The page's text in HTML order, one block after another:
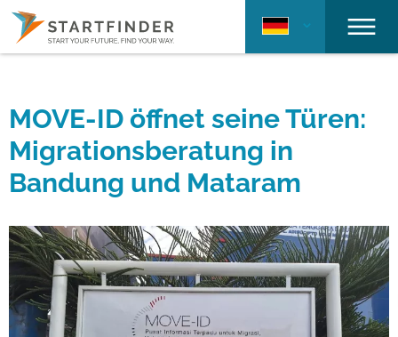
MOVE-ID öffnet seine Türen:
Migrationsberatung in
Bandung und Mataram